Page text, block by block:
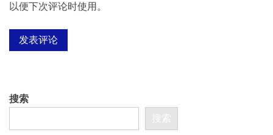
以便下次评论时使用。
搜索
搜索